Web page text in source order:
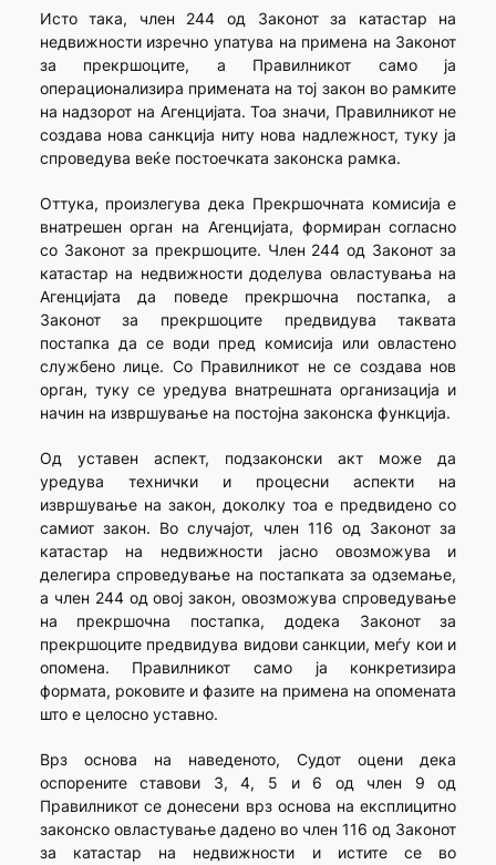
Исто така, член 244 од Законот за катастар на
недвижности изречно упатува на примена на Законот
за прекршоците, а Правилникот само ја
операционализира примената на тој закон во рамките
на надзорот на Агенцијата. Тоа значи, Правилникот не
создава нова санкција ниту нова надлежност, туку ја
спроведува веќе постоечката законска рамка.
Оттука, произлегува дека Прекршочната комисија е
внатрешен орган на Агенцијата, формиран согласно
со Законот за прекршоците. Член 244 од Законот за
катастар на недвижности доделува овластувања на
Агенцијата да поведе прекршочна постапка, а
Законот за прекршоците предвидува таквата
постапка да се води пред комисија или овластено
службено лице. Со Правилникот не се создава нов
орган, туку се уредува внатрешната организација и
начин на извршување на постојна законска функција.
Од уставен аспект, подзаконски акт може да
уредува технички и процесни аспекти на
извршување на закон, доколку тоа е предвидено со
самиот закон. Во случајот, член 116 од Законот за
катастар на недвижности јасно овозможува и
делегира спроведување на постапката за одземање,
а член 244 од овој закон, овозможува спроведување
на прекршочна постапка, додека Законот за
прекршоците предвидува видови санкции, меѓу кои и
опомена. Правилникот само ја конкретизира
формата, роковите и фазите на примена на опомената
што е целосно уставно.
Врз основа на наведеното, Судот оцени дека
оспорените ставови 3, 4, 5 и 6 од член 9 од
Правилникот се донесени врз основа на експлицитно
законско овластување дадено во член 116 од Законот
за катастар на недвижности и истите се во